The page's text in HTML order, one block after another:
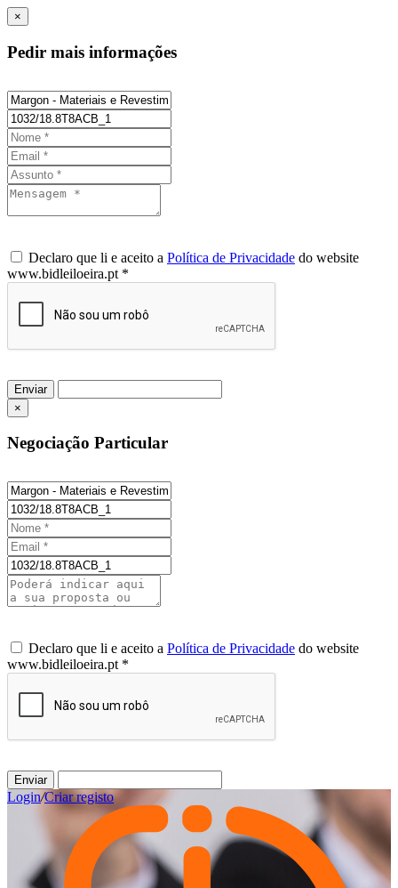
×
Pedir mais informações
Declaro que li e aceito a Política de Privacidade do website
www.bidleiloeira.pt *
Enviar
×
Negociação Particular
Declaro que li e aceito a Política de Privacidade do website
www.bidleiloeira.pt *
Enviar
Login/Criar registo